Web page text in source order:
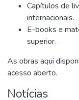
Capítulos de
internacionais.
E-books e
superior.
As obras aqui
acesso aberto.
Notícias